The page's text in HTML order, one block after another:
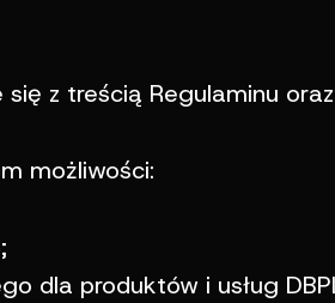
z treścią Regulaminu
możliwości:
dla produktów i usług